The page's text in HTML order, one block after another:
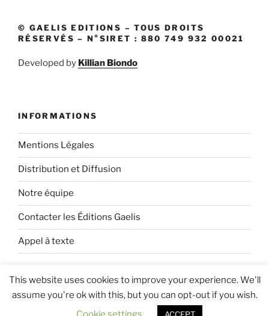
© GAELIS EDITIONS – TOUS DROITS
RÉSERVÉS – N°SIRET : 880 749 932 00021
Developed by Killian Biondo
INFORMATIONS
Mentions Légales
Distribution et Diffusion
Notre équipe
Contacter les Éditions Gaelis
Appel à texte
This website uses cookies to improve your experience. We'll
assume you're ok with this, but you can opt-out if you wish.